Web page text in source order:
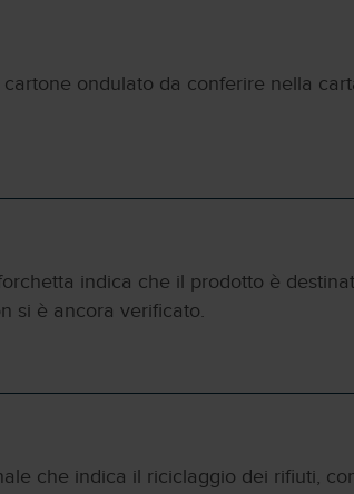
ondulato da conferire nella
indica che il prodotto è
si è ancora verificato.
che indica il riciclaggio dei rifiuti,